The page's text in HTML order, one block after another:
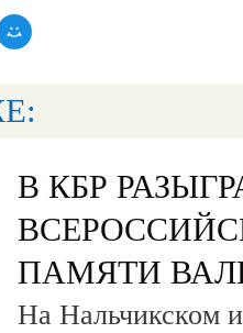
В КБР
ПАМЯТИ
На Нальчикском